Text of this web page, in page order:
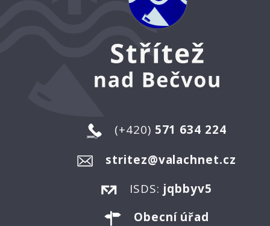
(+420) 571 634 224
stritez@valachnet.cz
ISDS: jqbbyv5
Obecní úřad